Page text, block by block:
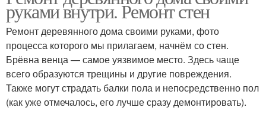
руками внутри. Ремонт стен
Ремонт деревянного дома своими руками, фото
процесса которого мы прилагаем, начнём со стен.
Брёвна венца — самое уязвимое место. Здесь чаще
всего образуются трещины и другие повреждения.
Также могут страдать балки пола и непосредственно пол
(как уже отмечалось, его лучше сразу демонтировать).